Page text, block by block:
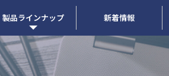
製品ラインナップ 新着情報